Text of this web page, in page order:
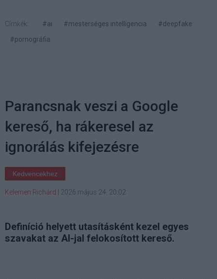
Címkék: #ai #mesterséges intelligencia
#deepfake
#pornográfia
Parancsnak veszi a Google
kereső, ha rákeresel az
ignorálás kifejezésre
Kedvencekhez
Kelemen Richárd | 2026 május 24. 20:02
Definíció helyett utasításként kezel egyes
szavakat az AI-jal felokosított kereső.